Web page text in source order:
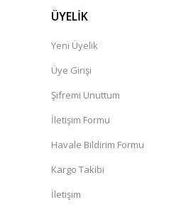
ÜYELİK
Yeni Üyelik
Üye Girişi
Şifremi Unuttum
İletişim Formu
Havale Bildirim Formu
Kargo Takibi
İletişim